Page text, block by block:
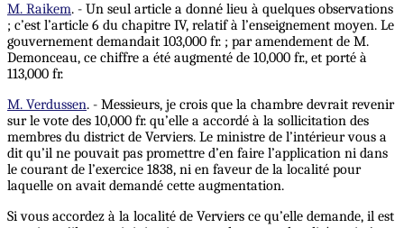
M. Raikem. - Un seul article a donné lieu à quelques observations
; c’est l’article 6 du chapitre IV, relatif à l’enseignement moyen. Le
gouvernement demandait 103,000 fr. ; par amendement de M.
Demonceau, ce chiffre a été augmenté de 10,000 fr., et porté à
113,000 fr.
M. Verdussen. - Messieurs, je crois que la chambre devrait revenir
sur le vote des 10,000 fr. qu’elle a accordé à la sollicitation des
membres du district de Verviers. Le ministre de l’intérieur vous a
dit qu’il ne pouvait pas promettre d’en faire l’application ni dans
le courant de l’exercice 1838, ni en faveur de la localité pour
laquelle on avait demandé cette augmentation.
Si vous accordez à la localité de Verviers ce qu’elle demande, il est